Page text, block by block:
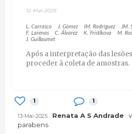
12-Mai-2025
L. Carrasco J. Gómez IM. Rodríguez JM.
F. Larenas
C. Álvarez K. Fristikova M.
J. Guillaumet
Após a interpretação das
proceder à coleta de amostras.
1 1
13-Mai-2025 Renata A S Andrade
parabens